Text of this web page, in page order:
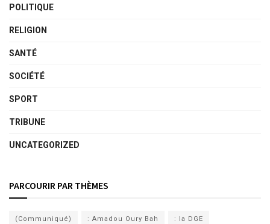
POLITIQUE
RELIGION
SANTÉ
SOCIÉTÉ
SPORT
TRIBUNE
UNCATEGORIZED
PARCOURIR PAR THÈMES
(Communiqué) : Amadou Oury Bah : la DGE